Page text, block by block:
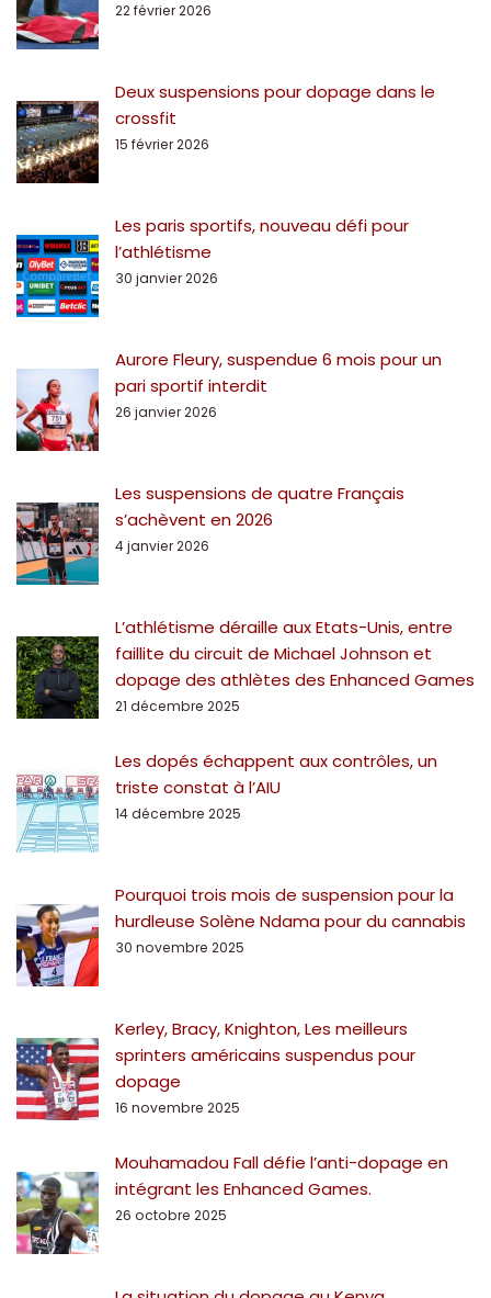
22 février 2026
Deux suspensions pour dopage dans le
crossfit
15 février 2026
Les paris sportifs, nouveau défi pour
l’athlétisme
30 janvier 2026
Aurore Fleury, suspendue 6 mois pour un
pari sportif interdit
26 janvier 2026
Les suspensions de quatre Français
s’achèvent en 2026
4 janvier 2026
L’athlétisme déraille aux Etats-Unis, entre
faillite du circuit de Michael Johnson et
dopage des athlètes des Enhanced Games
21 décembre 2025
Les dopés échappent aux contrôles, un
triste constat à l’AIU
14 décembre 2025
Pourquoi trois mois de suspension pour la
hurdleuse Solène Ndama pour du cannabis
30 novembre 2025
Kerley, Bracy, Knighton, Les meilleurs
sprinters américains suspendus pour
dopage
16 novembre 2025
Mouhamadou Fall défie l’anti-dopage en
intégrant les Enhanced Games.
26 octobre 2025